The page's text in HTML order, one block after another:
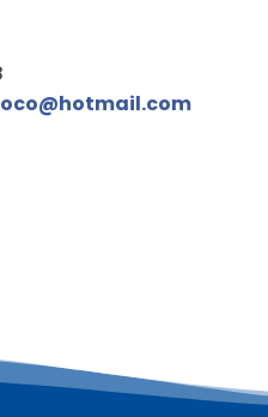
@hotmail.com